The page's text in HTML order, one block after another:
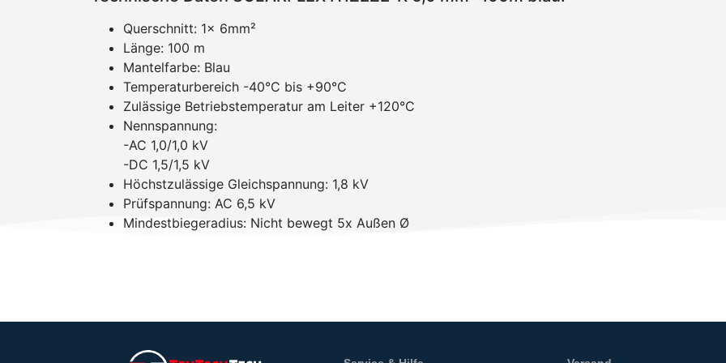
Querschnitt: 1x 6mm²
Länge: 100 m
Mantelfarbe: Blau
Temperaturbereich -40°C bis +90°C
Zulässige Betriebstemperatur am Leiter +120°C
Nennspannung:
-AC 1,0/1,0 kV
-DC 1,5/1,5 kV
Höchstzulässige Gleichspannung: 1,8 kV
Prüfspannung: AC 6,5 kV
Mindestbiegeradius: Nicht bewegt 5x Außen Ø